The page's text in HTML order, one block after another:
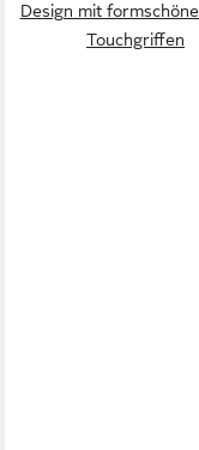
Design mit
Touchgriffen